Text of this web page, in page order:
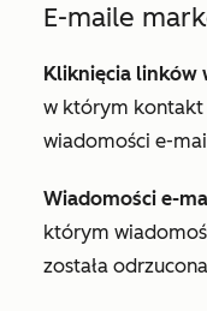
E-maile
Kliknięcia linków
w którym kontakt
wiadomości e-
Wiadomości e-
którym
została